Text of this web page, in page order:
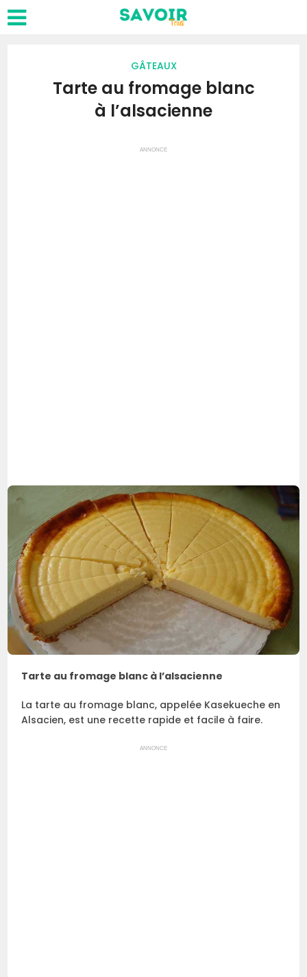
GÂTEAUX
Tarte au fromage blanc
à l’alsacienne
ANNONCE
Tarte au fromage blanc à l’alsacienne
La tarte au fromage blanc, appelée Kasekueche en
Alsacien, est une recette rapide et facile à faire.
ANNONCE